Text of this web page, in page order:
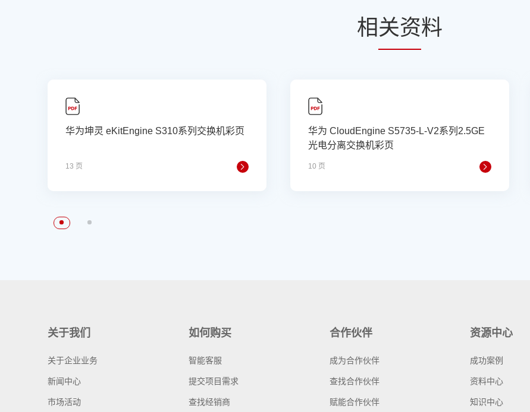
相关资料
华为坤灵 eKitEngine S310系列交换机彩页
13 页
华为 CloudEngine S5735-L-V2系列2.5GE
光电分离交换机彩页
10 页
关于我们
关于企业业务
新闻中心
市场活动
如何购买
智能客服
提交项目需求
查找经销商
合作伙伴
成为合作伙伴
查找合作伙伴
赋能合作伙伴
资源中心
成功案例
资料中心
知识中心